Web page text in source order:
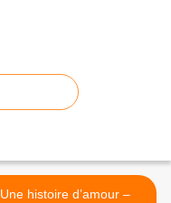
Une histoire d’amour –